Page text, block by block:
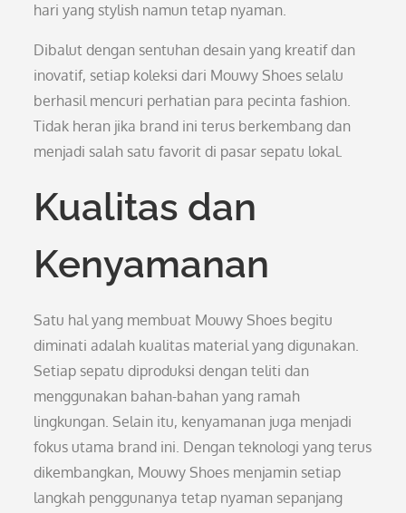
hari yang stylish namun tetap nyaman.
Dibalut dengan sentuhan desain yang kreatif dan
inovatif, setiap koleksi dari Mouwy Shoes selalu
berhasil mencuri perhatian para pecinta fashion.
Tidak heran jika brand ini terus berkembang dan
menjadi salah satu favorit di pasar sepatu lokal.
Kualitas dan
Kenyamanan
Satu hal yang membuat Mouwy Shoes begitu
diminati adalah kualitas material yang digunakan.
Setiap sepatu diproduksi dengan teliti dan
menggunakan bahan-bahan yang ramah
lingkungan. Selain itu, kenyamanan juga menjadi
fokus utama brand ini. Dengan teknologi yang terus
dikembangkan, Mouwy Shoes menjamin setiap
langkah penggunanya tetap nyaman sepanjang